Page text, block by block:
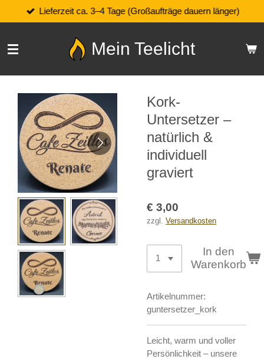
Hauptinhalt
Lieferzeit ca. 3–4 Tage (Großaufträge dauern länger)
Mein Teelicht
Kork-
Untersetzer –
natürlich &
individuell
graviert
€ 3,00
zzgl. Versandkosten
In den
Warenkorb
Artikelnummer:
guntersetzer_kork
Leicht, warm und voller
Persönlichkeit – unsere